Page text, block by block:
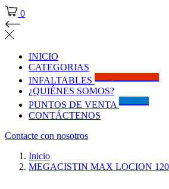
0
INICIO
CATEGORIAS
INFALTABLES
¿QUIÉNES SOMOS?
PUNTOS DE VENTA
CONTÁCTENOS
Contacte con nosotros
Inicio
MEGACISTIN MAX LOCION